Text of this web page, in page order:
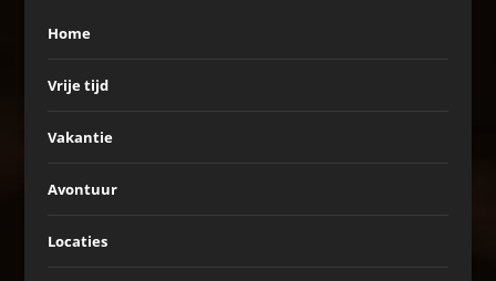
Home
Vrije tijd
Vakantie
Avontuur
Locaties